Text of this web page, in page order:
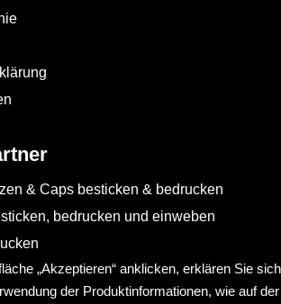
& Caps besticken & bedrucken
bedrucken und einweben
„Akzeptieren“ anklicken, erklären Sie sich
der Produktinformationen, wie auf der